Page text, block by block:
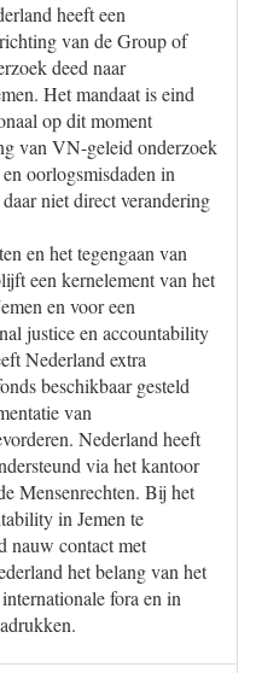
heeft een
van de Group of
deed naar
Het mandaat is eind
op dit moment
van VN-geleid onderzoek
oorlogsmisdaden in
niet direct verandering
en het tegengaan van
een kernelement van het
en voor een
justice en accountability
Nederland extra
beschikbaar gesteld
van
Nederland heeft
via het kantoor
Mensenrechten. Bij het
in Jemen te
nauw contact met
het belang van het
fora en in